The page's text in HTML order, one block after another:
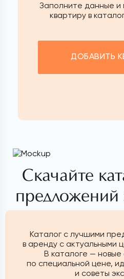
Заполните данные и
квартиру в
ДОБАВИТЬ
Скачайте
предложений
Каталог с лучшими
в аренду с актуальными
В каталоге —
по специальной цене,
и советы